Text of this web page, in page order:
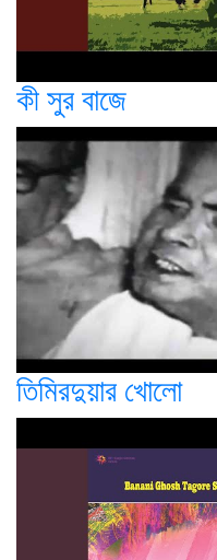
কী সুর বাজে
তিমিরদুয়ার খোলো